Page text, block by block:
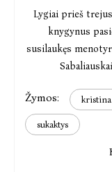
Lygiai prieš
knygynus
susilaukęs
Žymos: kristina
sukaktys